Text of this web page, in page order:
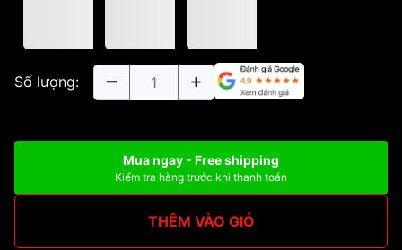
Số lượng:
Mua ngay - Free shipping
Kiểm tra hàng trước khi thanh toán
THÊM VÀO GIỎ